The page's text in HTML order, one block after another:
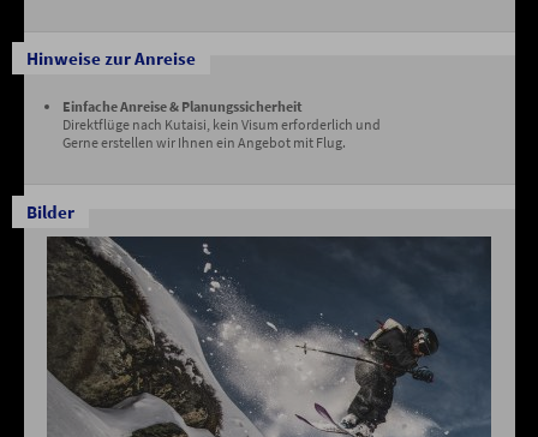
Hinweise zur Anreise
Einfache Anreise & Planungssicherheit
Direktflüge nach Kutaisi, kein Visum erforderlich und
Gerne erstellen wir Ihnen ein Angebot mit Flug.
Bilder